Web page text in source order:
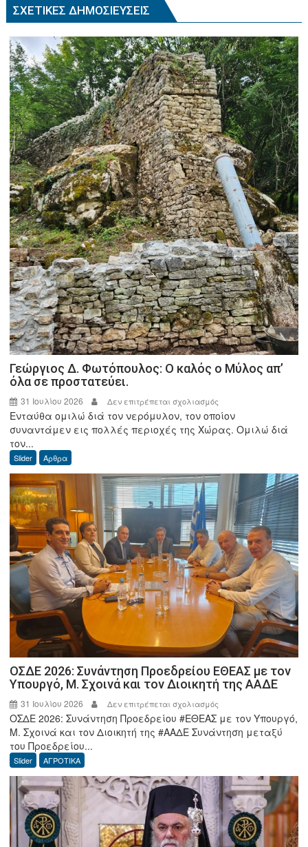
ΣΧΕΤΙΚΈΣ ΔΗΜΟΣΙΕΎΣΕΙΣ
Γεώργιος Δ. Φωτόπουλος: Ο καλός ο Μύλος απ’
όλα σε προστατεύει.
31 Ιουλίου 2026 Δεν επιτρέπεται σχολιασμός
Γεώργιος
Δ.
καλός
Μύλος
απ’
όλα
σε
προστατεύει.
Ενταύθα ομιλώ διά τον νερόμυλον, τον οποίον
συναντάμεν εις πολλές περιοχές της Χώρας. Ομιλώ διά
τον...
Slider Άρθρα
ΟΣΔΕ 2026: Συνάντηση Προεδρείου ΕΘΕΑΣ με τον
Υπουργό, Μ. Σχοινά και τον Διοικητή της ΑΑΔΕ
31 Ιουλίου 2026 Δεν επιτρέπεται σχολιασμός
ΟΣΔΕ
2026:
ΕΘΕΑΣ
με
τον
Υπουργό,
Μ.
ΟΣΔΕ 2026: Συνάντηση Προεδρείου #ΕΘΕΑΣ με τον Υπουργό,
Μ. Σχοινά και τον Διοικητή της #ΑΑΔΕ Συνάντηση μεταξύ
του Προεδρείου...
Slider ΑΓΡΟΤΙΚΑ